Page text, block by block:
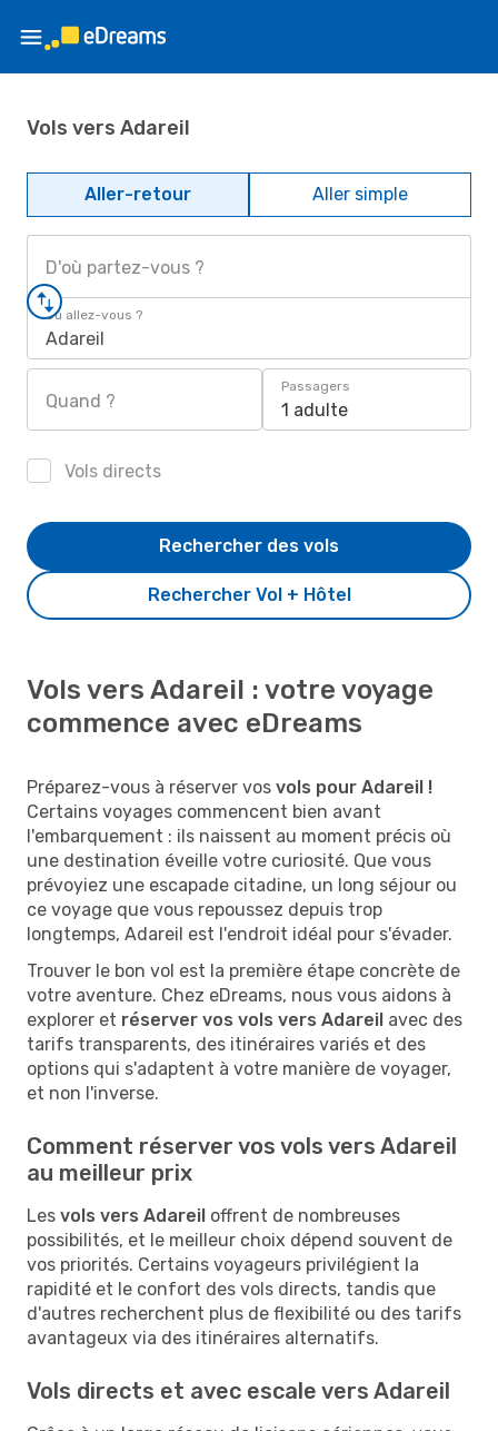
Vols vers Adareil
Aller-retour Aller simple
D'où partez-vous ?
Où allez-vous ?
Adareil
Quand ?
Passagers
1 adulte
Vols directs
Rechercher Vol + Hôtel
Rechercher des vols
Vols vers Adareil : votre voyage
commence avec eDreams
Préparez-vous à réserver vos vols pour Adareil !
Certains voyages commencent bien avant
l'embarquement : ils naissent au moment précis où
une destination éveille votre curiosité. Que vous
prévoyiez une escapade citadine, un long séjour ou
ce voyage que vous repoussez depuis trop
longtemps, Adareil est l'endroit idéal pour s'évader.
Trouver le bon vol est la première étape concrète de
votre aventure. Chez eDreams, nous vous aidons à
explorer et réserver vos vols vers Adareil avec des
tarifs transparents, des itinéraires variés et des
options qui s'adaptent à votre manière de voyager,
et non l'inverse.
Comment réserver vos vols vers Adareil
au meilleur prix
Les vols vers Adareil offrent de nombreuses
possibilités, et le meilleur choix dépend souvent de
vos priorités. Certains voyageurs privilégient la
rapidité et le confort des vols directs, tandis que
d'autres recherchent plus de flexibilité ou des tarifs
avantageux via des itinéraires alternatifs.
Vols directs et avec escale vers Adareil